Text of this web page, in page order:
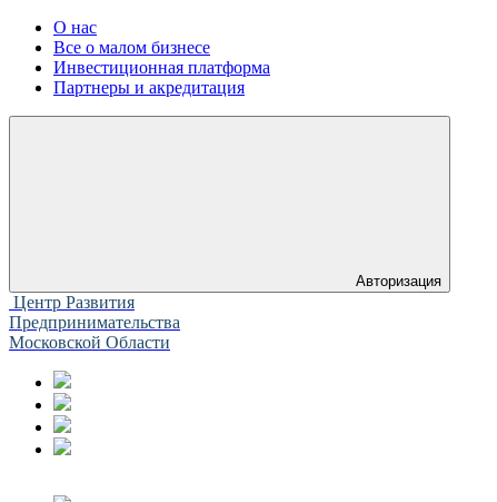
О нас
Все о малом бизнесе
Инвестиционная платформа
Партнеры и акредитация
Авторизация
Центр Развития
Предпринимательства
Московской Области